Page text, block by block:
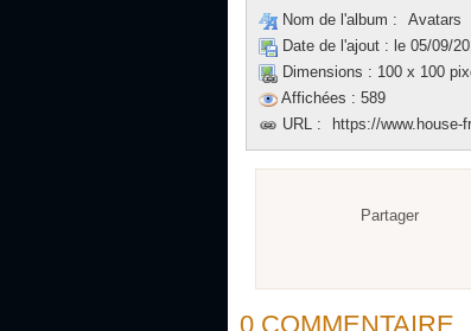
Nom de l'album :
Avatars
Date de l'ajout : le 05/09/
Dimensions : 100 x 100
Affichées : 589
URL :
https://www.house-
Partager
0 COMMENTAIRE